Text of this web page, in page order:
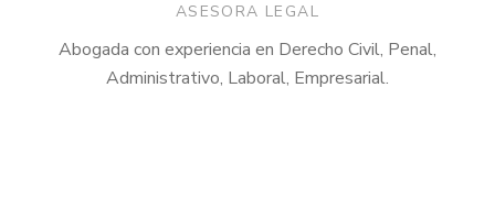
ASESORA LEGAL
Abogada con experiencia en Derecho Civil, Penal,
Administrativo, Laboral, Empresarial.